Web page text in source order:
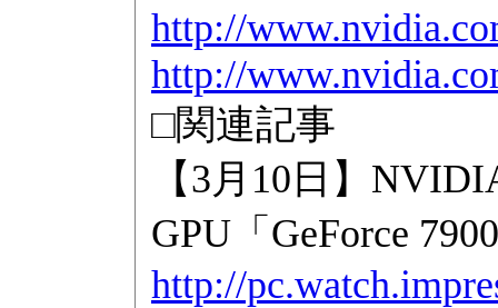
http://
http://
□関連記事
【3月10日】
GPU「GeForce
http://